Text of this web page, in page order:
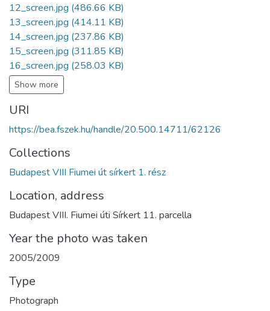
12_screen.jpg (486.66 KB)
13_screen.jpg (414.11 KB)
14_screen.jpg (237.86 KB)
15_screen.jpg (311.85 KB)
16_screen.jpg (258.03 KB)
Show more
URI
https://bea.fszek.hu/handle/20.500.14711/62126
Collections
Budapest VIII Fiumei út sírkert 1. rész
Location, address
Budapest VIII. Fiumei úti Sírkert 11. parcella
Year the photo was taken
2005/2009
Type
Photograph